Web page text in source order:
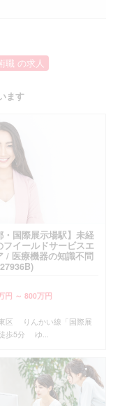
職 の求人
ます
・国際展示場駅】未経
フイールドサービスエ
/ 医療機器の知識不問
円 ～ 800万円
区 りんかい線「国際展
歩5分 ゆ...